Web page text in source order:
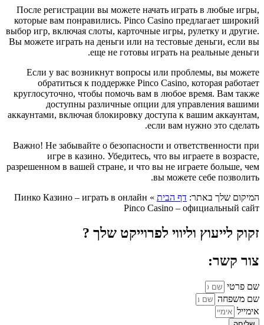
После регистрации вы можете начать играть в любые игры,
которые вам понравились. Pinco Casino предлагает широкий
выбор игр, включая слоты, карточные игры, рулетку и другие.
Вы можете играть на деньги или на тестовые деньги, если вы
еще не готовы играть на реальные деньги.
Если у вас возникнут вопросы или проблемы, вы можете
обратиться к поддержке Pinco Casino, которая работает
круглосуточно, чтобы помочь вам в любое время. Вам также
доступны различные опции для управления вашими
аккаунтами, включая блокировку доступа к вашим аккаунтам,
если вам нужно это сделать.
Важно! Не забывайте о безопасности и ответственности при
игре в казино. Убедитесь, что вы играете в возрасте,
разрешенном в вашей стране, и что вы не играете больше, чем
вы можете себе позволить.
המיקום שלך באתר: דף הבית »
Пинко Казино – играть в онлайн
Pinco Casino – официальный сайт
זקוק לייעוץ וליווי לפרוייקט שלך ?
צור קשר:
שם פרטי
שם משפחה
אימייל